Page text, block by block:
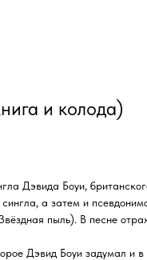
и колода)
Дэвида Боуи,
а затем и
пыль). В песне
Дэвид Боуи задумал и в